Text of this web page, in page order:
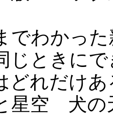
でわかっ
じときに
どれだけ
星空 犬の